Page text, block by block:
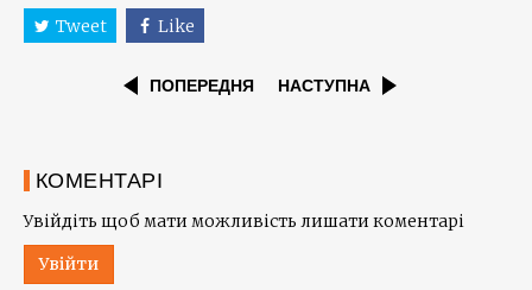
Tweet Like
ПОПЕРЕДНЯ НАСТУПНА
КОМЕНТАРІ
Увійдіть щоб мати можливість лишати коментарі
Увійти